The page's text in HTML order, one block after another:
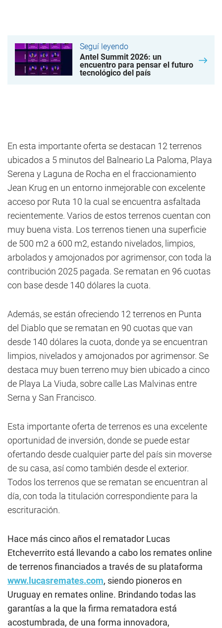
Seguí leyendo
Antel Summit 2026: un
encuentro para pensar el futuro
tecnológico del país
En esta importante oferta se destacan 12 terrenos
ubicados a 5 minutos del Balneario La Paloma, Playa
Serena y Laguna de Rocha en el fraccionamiento
Jean Krug en un entorno inmejorable con excelente
acceso por Ruta 10 la cual se encuentra asfaltada
recientemente. Varios de estos terrenos cuentan con
muy buena vista. Los terrenos tienen una superficie
de 500 m2 a 600 m2, estando nivelados, limpios,
arbolados y amojonados por agrimensor, con toda la
contribución 2025 pagada. Se rematan en 96 cuotas
con base desde 140 dólares la cuota.
Además, se están ofreciendo 12 terrenos en Punta
del Diablo que se rematan en 90 cuotas que van
desde 140 dólares la cuota, donde ya se encuentran
limpios, nivelados y amojonados por agrimensor. Se
destaca muy buen terreno muy bien ubicado a cinco
de Playa La Viuda, sobre calle Las Malvinas entre
Serna y San Francisco.
Esta importante oferta de terrenos es una excelente
oportunidad de inversión, donde se puede estar
ofertando desde cualquier parte del país sin moverse
de su casa, así como también desde el exterior.
Todos los terrenos que se rematan se encuentran al
día, con toda la titulación correspondiente para la
escrituración.
Hace más cinco años el rematador Lucas
Etcheverrito está llevando a cabo los remates online
de terrenos financiados a través de su plataforma
www.lucasremates.com, siendo pioneros en
Uruguay en remates online. Brindando todas las
garantías a la que la firma rematadora está
acostumbrada, de una forma innovadora,